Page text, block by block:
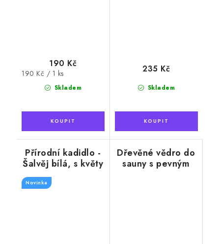
Skladem
190 Kč
Měrná
190 Kč / 1 ks
Skladem
235 Kč
Přírodní kadidlo -
Šalvěj bílá, s květy
Novinka
Dřevěné vědro do
sauny s pevným